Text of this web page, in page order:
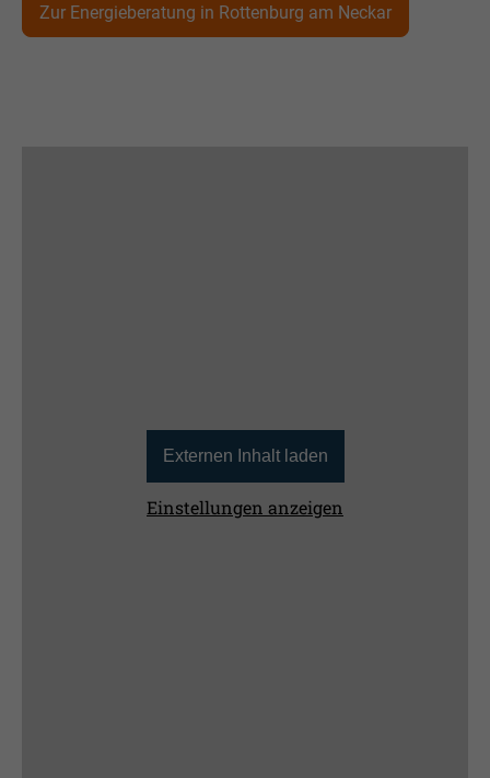
Zur Energieberatung in Rottenburg am Neckar
Externen Inhalt laden
Einstellungen anzeigen